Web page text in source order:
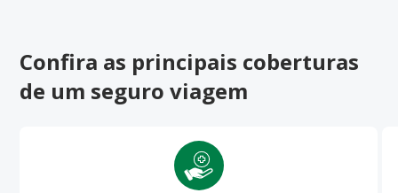
Confira as principais coberturas
de um seguro viagem